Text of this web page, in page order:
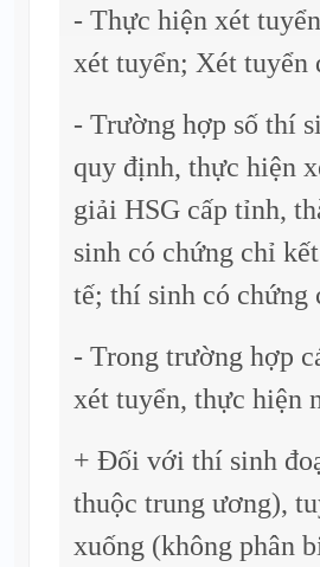
- Thực hiện xét
xét tuyển; Xét tuyển
- Trường hợp số thí
quy định, thực hiện
giải HSG cấp tỉnh,
sinh có chứng chỉ
tế; thí sinh có chứng
- Trong trường hợp
xét tuyển, thực hiện
+ Đối với thí sinh
thuộc trung ương),
xuống (không phân